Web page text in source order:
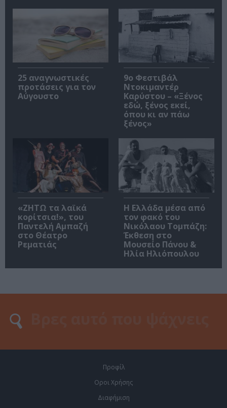
25 αναγνωστικές
προτάσεις για τον
Αύγουστο
9ο Φεστιβάλ
Ντοκιμαντέρ
Καρύστου – «Ξένος
εδώ, ξένος εκεί,
όπου κι αν πάω
ξένος»
«ΖΗΤΩ τα λαϊκά
κορίτσια!», του
Παντελή Αμπαζή
στο Θέατρο
Ρεματιάς
Η Ελλάδα μέσα από
τον φακό του
Νικόλαου Τομπάζη:
Έκθεση στο
Μουσείο Πάνου &
Ηλία Ηλιόπουλου
Προφίλ
Οροι Χρήσης
Διαφήμιση